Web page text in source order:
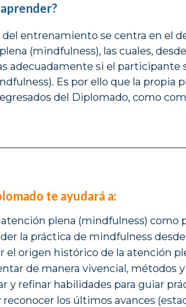
del entrenamiento se centra en el
(mindfulness), las cuales,
adecuadamente si el participante
Es por ello que la
del Diplomado, como
te ayudará a:
plena (mindfulness) como
la práctica de mindfulness
el origen histórico de la atención
de manera vivencial, métodos
y refinar habilidades para guiar
reconocer los últimos avances